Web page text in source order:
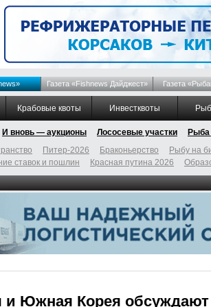
Газета «Fishnews Дайджест» Газета
Крабовые квоты Инвестквоты
И вновь — аукционы Лососевые участки Рыба
Питер-2026 Браконьерство Рыбу на
ставок и пошлин Красная путина 2026
и Южная Корея обсуждают